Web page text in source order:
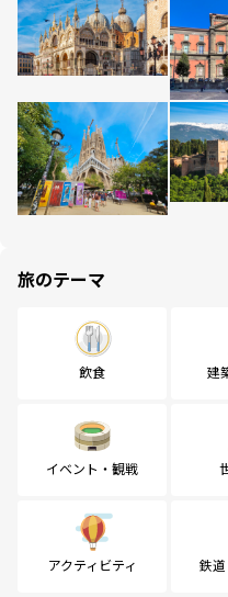
旅のテーマ
飲食 建
イベント・観戦
アクティビティ 鉄